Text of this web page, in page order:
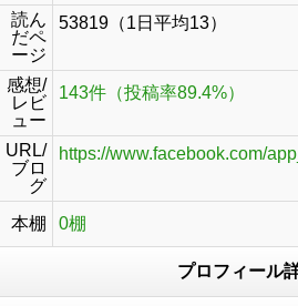
読ん
だペ
ージ
53819（1日平均13）
感想/
レビ
ュー
143件（投稿率89.4%）
URL/
ブロ
グ
https://www.facebook.com/
本棚 0棚
プロフィール